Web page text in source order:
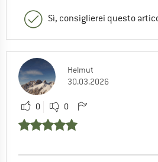
Sì, consiglierei questo
Helmut
30.03.2026
0 0